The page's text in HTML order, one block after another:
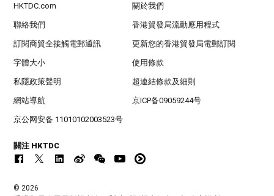
HKTDC.com 關於我們
聯絡我們 香港貿發局流動應用程式
訂閱商貿全接觸電郵通訊 更新您的香港貿發局電郵訂閱
字體大小 使用條款
私隱政策聲明 超連結條款及細則
網站導航 京ICP备09059244号
京公网安备 11010102003523号
關注 HKTDC
© 2026